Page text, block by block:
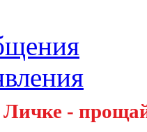
Личке -